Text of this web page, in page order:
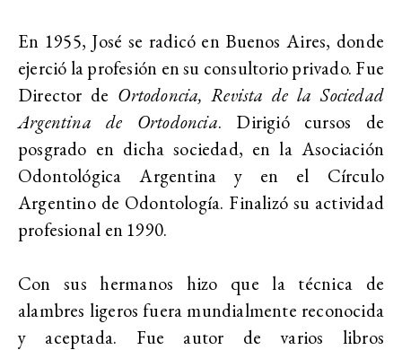
En 1955, José se radicó en Buenos Aires, donde
ejerció la profesión en su consultorio privado. Fue
Director de Ortodoncia, Revista de la Sociedad
Argentina de Ortodoncia. Dirigió cursos de
posgrado en dicha sociedad, en la Asociación
Odontológica Argentina y en el Círculo
Argentino de Odontología. Finalizó su actividad
profesional en 1990.
Con sus hermanos hizo que la técnica de
alambres ligeros fuera mundialmente reconocida
y aceptada. Fue autor de varios libros